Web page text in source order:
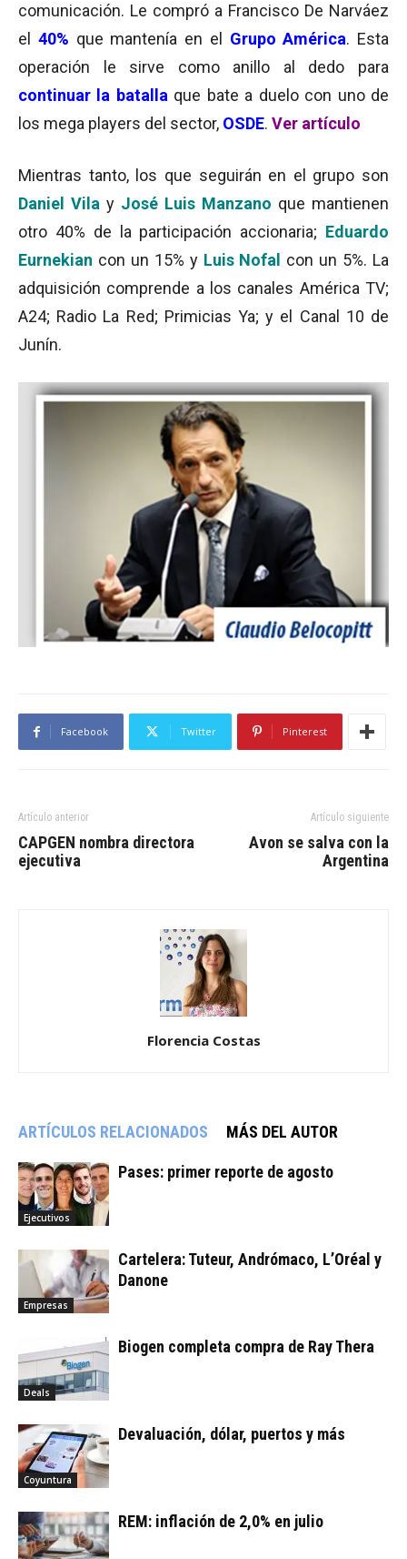
comunicación. Le compró a Francisco De Narváez
el 40% que mantenía en el Grupo América. Esta
operación le sirve como anillo al dedo para
continuar la batalla que bate a duelo con uno de
los mega players del sector, OSDE. Ver artículo
Mientras tanto, los que seguirán en el grupo son
Daniel Vila y José Luis Manzano que mantienen
otro 40% de la participación accionaria; Eduardo
Eurnekian con un 15% y Luis Nofal
con un 5%. La
adquisición comprende a los canales América TV;
A24; Radio La Red; Primicias Ya; y el Canal 10 de
Junín.
Facebook Twitter Pinterest
Artículo anterior
CAPGEN nombra directora
ejecutiva
Artículo siguiente
Avon se salva con la
Argentina
Florencia Costas
ARTÍCULOS RELACIONADOS MÁS DEL AUTOR
Ejecutivos
Pases: primer reporte de agosto
Empresas
Cartelera: Tuteur, Andrómaco, L’Oréal y
Danone
Deals
Biogen completa compra de Ray Thera
Coyuntura
Devaluación, dólar, puertos y más
REM: inflación de 2,0% en julio